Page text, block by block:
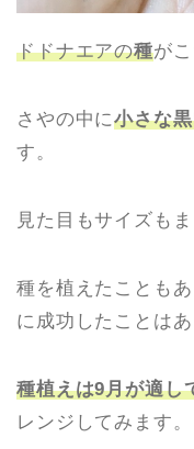
ドドナエアの種がこ
さやの中に小さな
す。
見た目もサイズも
種を植えたことも
に成功したことはあ
種植えは9月が適し
レンジしてみます。